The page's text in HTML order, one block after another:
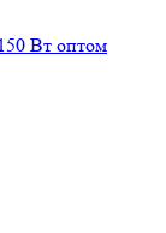
Вт оптом